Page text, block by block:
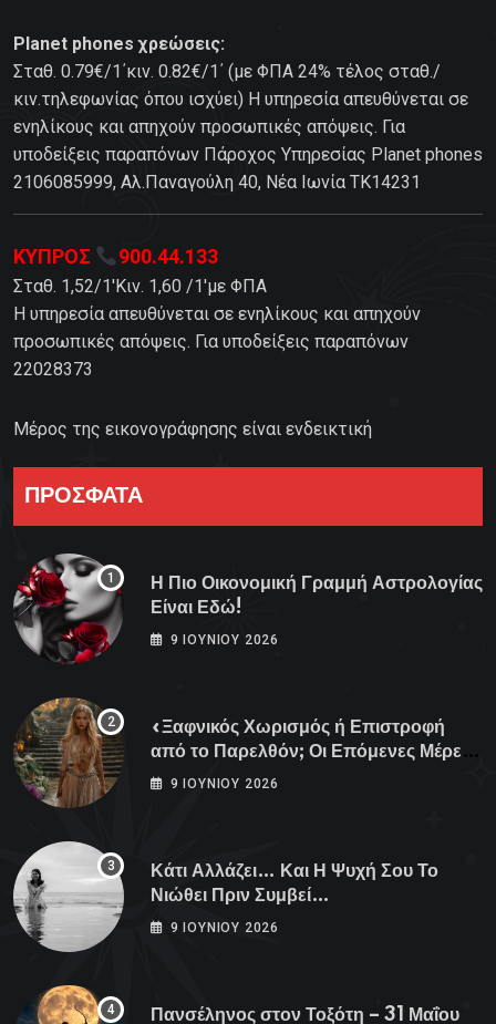
Planet phones χρεώσεις:
Σταθ. 0.79€/1΄κιν. 0.82€/1΄ (με ΦΠΑ 24% τέλος σταθ./
κιν.τηλεφωνίας όπου ισχύει) Η υπηρεσία απευθύνεται σε
ενηλίκους και απηχούν προσωπικές απόψεις. Για
υποδείξεις παραπόνων Πάροχος Υπηρεσίας Planet phones
2106085999, Αλ.Παναγούλη 40, Νέα Ιωνία TK14231
ΚΥΠΡΟΣ 900.44.133
Σταθ. 1,52/1'Κιν. 1,60 /1'με ΦΠΑ
Η υπηρεσία απευθύνεται σε ενηλίκους και απηχούν
προσωπικές απόψεις. Για υποδείξεις παραπόνων
22028373
Μέρος της εικονογράφησης είναι ενδεικτική
ΠΡΟΣΦΑΤΑ
Η Πιο Οικονομική Γραμμή Αστρολογίας
Είναι Εδώ!
9 ΙΟΥΝΊΟΥ 2026
«Ξαφνικός Χωρισμός ή Επιστροφή
από το Παρελθόν; Οι Επόμενες Μέρες
Κρύβουν ΣΟΚ για αυτά τα Ζώδια»
9 ΙΟΥΝΊΟΥ 2026
Κάτι Αλλάζει… Και Η Ψυχή Σου Το
Νιώθει Πριν Συμβεί…
9 ΙΟΥΝΊΟΥ 2026
Πανσέληνος στον Τοξότη – 31 Μαΐου